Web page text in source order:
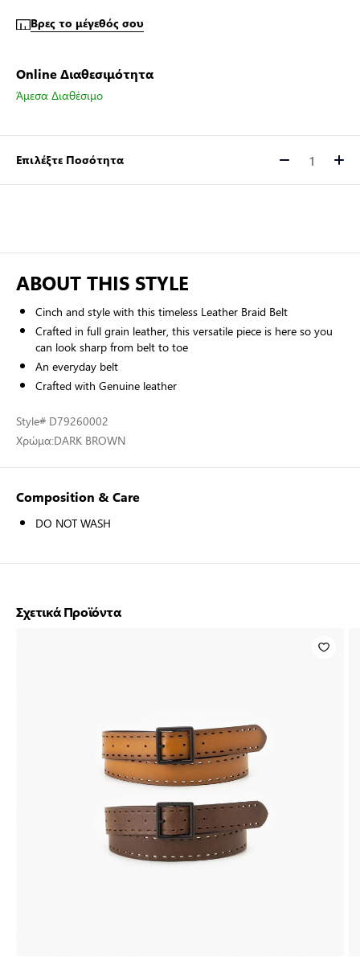
Βρες το μέγεθός σου
Online Διαθεσιμότητα
Άμεσα Διαθέσιμο
Επιλέξτε Ποσότητα Ποσότητα
ABOUT THIS STYLE
Cinch and style with this timeless Leather Braid Belt
Crafted in full grain leather, this versatile piece is here so you
can look sharp from belt to toe
An everyday belt
Crafted with Genuine leather
Style# D79260002
Χρώμα:DARK BROWN
Composition & Care
DO NOT WASH
Σχετικά Προϊόντα